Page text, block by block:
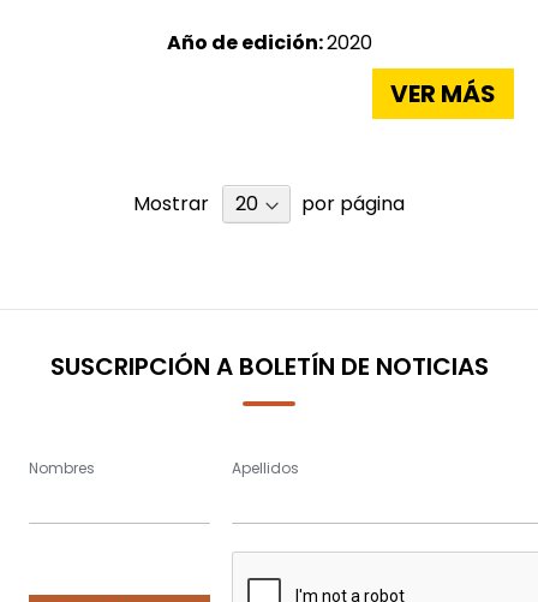
Año de edición:2020
VER MÁS
Mostrar por página
SUSCRIPCIÓN A BOLETÍN DE NOTICIAS
Nombres Apellidos